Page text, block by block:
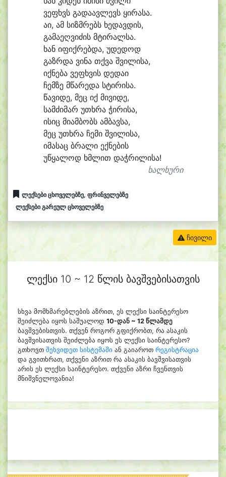
ვეფხვს გადაავლევს ყირასა.
აი, ამ სიზმრებს ხედავდის,
გამაეღვიძის მტირალსა.
ხან იფიქრებდა, უდედოდ
გაზრდა ვინა თქვა შვილისა,
იქნება ვეფხვის დედაი
ჩემზე მწარედა სტირისა.
წავიდე, მეც იქ მივიდე,
სამძიმარ უთხრა ჭირისა,
ისიც მიამბობს ამბავსა,
მეც უთხრა ჩემი შვილისა,
იმასაც ბრალი ექნების
უწყალოდ ხმლით დაჭრილისა!
ხალხური
ლექსები ცხოველებზე, ფრინველებზე
ლექსები გარეულ ცხოველებზე
ჩივილი
ლექსი 10 ~ 12 წლის ბავშვებისათვის
სხვა მომხმარებლების აზრით, ეს ლექსი საინტერესო
შეიძლება იყოს საშუალოდ 10-დან ~ 12 წლამდე
ბავშვებისთვის. თქვენ როგორ გფიქრობთ, რა ასაკის
ბავშვისათვის შეიძლება იყოს ეს ლექსი საინტერესო?
გთხოვთ შეხვიდეთ სისტემაში ან გაიაროთ რეგისტრაცია
და გვითხრათ, თქვენი აზრით რა ასაკის ბავშვისათვის
არის ეს ლექსი საინტერესო. თქვენი აზრი ჩვენთვის
მნიშვნელოვანია!